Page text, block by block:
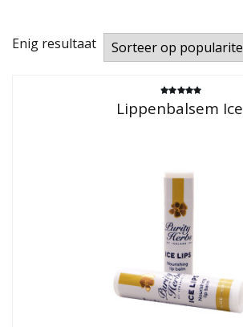
Enig resultaat
Gewaardeerd
4.71
Lippenbalsem Ice